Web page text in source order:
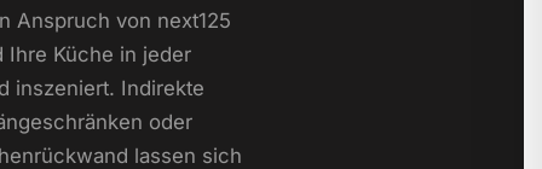
Anspruch von next125
Ihre Küche in jeder
inszeniert. Indirekte
oder
lassen sich